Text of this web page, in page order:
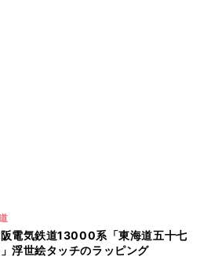
電気鉄道13000系「東海道五十七
浮世絵タッチのラッピング